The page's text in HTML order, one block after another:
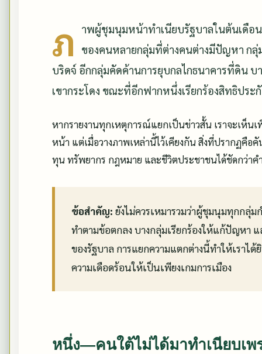
ภ
าพผู้ชุมนุมหน้าทำเนียบรัฐบาลในต้นเดือ
ของคนหลายกลุ่มที่ต่างคนต่างมีปัญหา กลุ่
บริดจ์ อีกกลุ่มคัดค้านการยุบกลไกธนาคารที่ดิน บ
เขากระโดง ขณะที่อีกฟากหนึ่งเรียกร้องสิทธิประ
หากรายงานทุกเหตุการณ์แยกเป็นข่าวสั้น เราจะเห็น
หน้า แต่เมื่อวางภาพเหล่านี้ไว้เคียงกัน สิ่งที่ปรากฏคื
ทุน ทรัพยากร กฎหมาย และชีวิตประชาชนได้ชัดกว่าค
ข้อสำคัญ: ยังไม่ควรเหมารวมว่าผู้ชุมนุมทุกกลุ่ม
ทำตามข้อตกลง บางกลุ่มเรียกร้องให้แก้ปัญหา
ของรัฐบาล การแยกความแตกต่างนี้ทำให้เราไ
ความเดือดร้อนให้เป็นเพียงเกมการเมือง
หนึ่ง—คนใต้ไม่ได้มาทำเนียบเพ